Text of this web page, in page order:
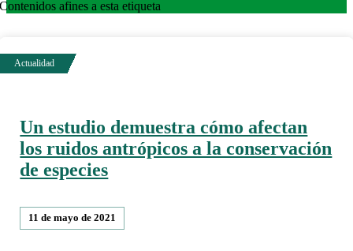
Contenidos afines a esta etiqueta
Un estudio demuestra cómo afectan
los ruidos antrópicos a la conservación
de especies
11 de mayo de 2021